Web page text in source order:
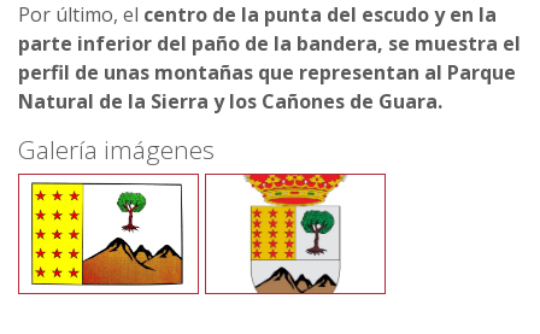
Por último, el centro de la punta del escudo y en la
parte inferior del paño de la bandera, se muestra el
perfil de unas montañas que representan al Parque
Natural de la Sierra y los Cañones de Guara.
Galería imágenes